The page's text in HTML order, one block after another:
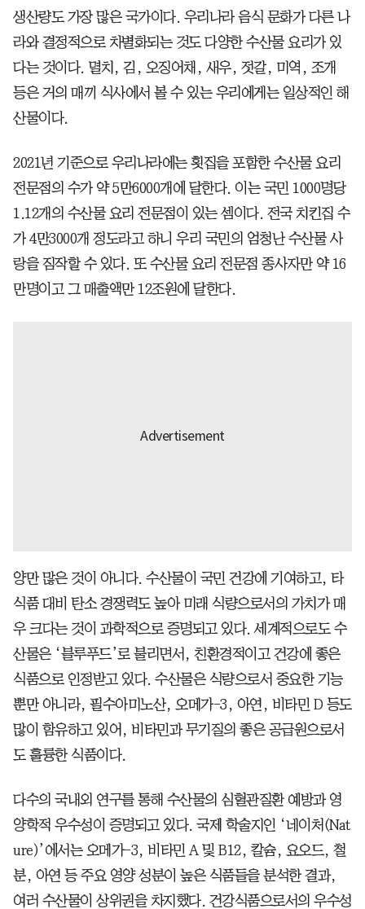
생산량도 가장 많은 국가이다. 우리나라 음식 문화가 다른 나
라와 결정적으로 차별화되는 것도 다양한 수산물 요리가 있
다는 것이다. 멸치, 김, 오징어채, 새우, 젓갈, 미역, 조개
등은 거의 매끼 식사에서 볼 수 있는 우리에게는 일상적인 해
산물이다.
2021년 기준으로 우리나라에는 횟집을 포함한 수산물 요리
전문점의 수가 약 5만6000개에 달한다. 이는 국민 1000명당
1.12개의 수산물 요리 전문점이 있는 셈이다. 전국 치킨집 수
가 4만3000개 정도라고 하니 우리 국민의 엄청난 수산물 사
랑을 짐작할 수 있다. 또 수산물 요리 전문점 종사자만 약 16
만명이고 그 매출액만 12조원에 달한다.
양만 많은 것이 아니다. 수산물이 국민 건강에 기여하고, 타
식품 대비 탄소 경쟁력도 높아 미래 식량으로서의 가치가 매
우 크다는 것이 과학적으로 증명되고 있다. 세계적으로도 수
산물은 ‘블루푸드’로 불리면서, 친환경적이고 건강에 좋은
식품으로 인정받고 있다. 수산물은 식량으로서 중요한 기능
뿐만 아니라, 필수아미노산, 오메가-3, 아연, 비타민 D 등도
많이 함유하고 있어, 비타민과 무기질의 좋은 공급원으로서
도 훌륭한 식품이다.
다수의 국내외 연구를 통해 수산물의 심혈관질환 예방과 영
양학적 우수성이 증명되고 있다. 국제 학술지인 ‘네이처(Nat
ure)’에서는 오메가-3, 비타민 A 및 B12, 칼슘, 요오드, 철
분, 아연 등 주요 영양 성분이 높은 식품들을 분석한 결과,
여러 수산물이 상위권을 차지했다. 건강식품으로서의 우수성